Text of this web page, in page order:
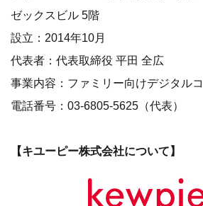
ゼックスビル 5階
設立：2014年10月
代表者：代表取締役 平田 全広
事業内容：ファミリー向けデジタル
電話番号：03-6805-5625（代表）
【キユーピー株式会社について】